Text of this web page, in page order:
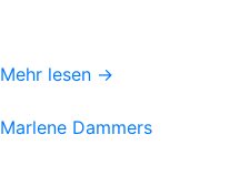
Mehr lesen →
Marlene Dammers